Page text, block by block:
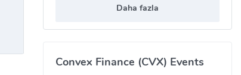
Daha fazla
Convex Finance (CVX) Events